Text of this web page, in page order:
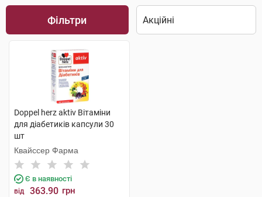
Фільтри
Doppel herz aktiv Вітаміни
для діабетиків капсули 30
шт
Квайссер Фарма
Є в наявності
від 363.90 грн